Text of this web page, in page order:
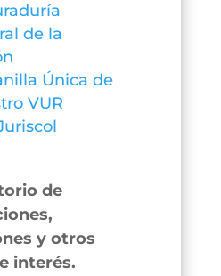
de la
Única de
VUR
de
y otros
interés.